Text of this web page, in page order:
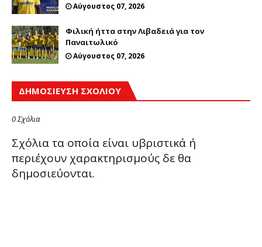
Αύγουστος 07, 2026
Φιλική ήττα στην Λιβαδειά για τον
Παναιτωλικό
Αύγουστος 07, 2026
ΔΗΜΟΣΊΕΥΣΗ ΣΧΟΛΊΟΥ
0 Σχόλια
Σχόλια τα οποία είναι υβριστικά ή
περιέχουν χαρακτηρισμούς δε θα
δημοσιεύονται.